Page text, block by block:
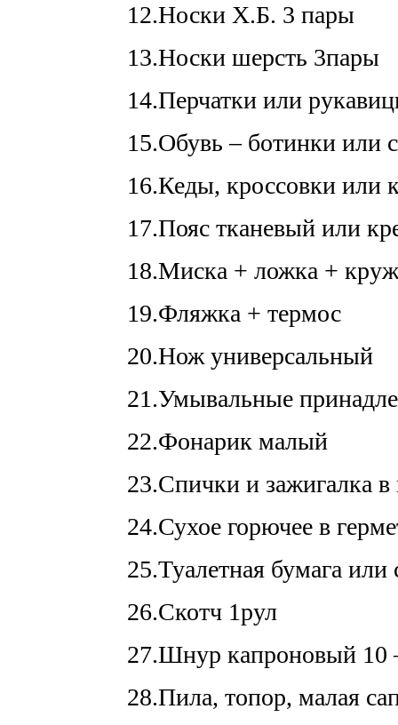
12.Носки Х.Б. 3 пары
13.Носки шерсть 3пары
14.Перчатки или
15.Обувь – ботинки или
16.Кеды, кроссовки или
17.Пояс тканевый или
18.Миска + ложка +
19.Фляжка + термос
20.Нож универсальный
21.Умывальные
22.Фонарик малый
23.Спички и зажигалка в
24.Сухое горючее в
25.Туалетная бумага или
26.Скотч 1рул
27.Шнур капроновый 10
28.Пила, топор, малая